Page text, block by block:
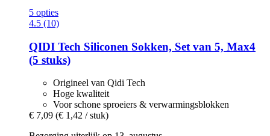
5 opties
4.5 (10)
QIDI Tech Siliconen Sokken, Set van 5, Max4
(5 stuks)
Origineel van Qidi Tech
Hoge kwaliteit
Voor schone sproeiers & verwarmingsblokken
€ 7,09 (€ 1,42 / stuk)